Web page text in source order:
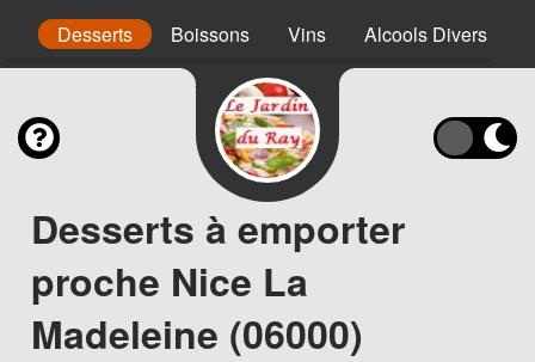
Desserts Boissons Vins Alcools Divers
Desserts à emporter
proche Nice La
Madeleine (06000)